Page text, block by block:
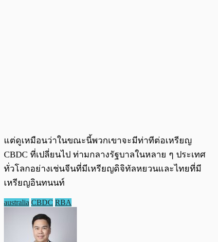
แต่ดูเหมือนว่าในขณะนี้พวกเขาจะมีท่าทีต่อเหรียญ
CBDC ที่เปลี่ยนไป ท่ามกลางรัฐบาลในหลาย ๆ ประเทศ
ทั่วโลกอย่างเช่นจีนที่มีเหรียญดิจิทัลหยวนและไทยที่มี
เหรียญอินทนนท์
australia CBDC RBA